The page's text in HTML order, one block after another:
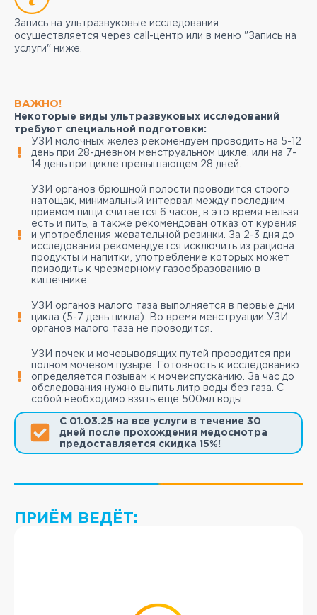
Запись на ультразвуковые исследования
осуществляется через call-центр или в меню "Запись на
услуги" ниже.
ВАЖНО!
Некоторые виды ультразвуковых исследований
требуют специальной подготовки:
УЗИ молочных желез рекомендуем проводить на 5-12
день при 28-дневном менструальном цикле, или на 7-
14 день при цикле превышающем 28 дней.
УЗИ органов брюшной полости проводится строго
натощак, минимальный интервал между последним
приемом пищи считается 6 часов, в это время нельзя
есть и пить, а также рекомендован отказ от курения
и употребления жевательной резинки. За 2-3 дня до
исследования рекомендуется исключить из рациона
продукты и напитки, употребление которых может
приводить к чрезмерному газообразованию в
кишечнике.
УЗИ органов малого таза выполняется в первые дни
цикла (5-7 день цикла). Во время менструации УЗИ
органов малого таза не проводится.
УЗИ почек и мочевыводящих путей проводится при
полном мочевом пузыре. Готовность к исследованию
определяется позывам к мочеиспусканию. За час до
обследования нужно выпить литр воды без газа. С
собой необходимо взять еще 500мл воды.
С 01.03.25 на все услуги в течение 30
дней после прохождения медосмотра
предоставляется скидка 15%!
ПРИЁМ ВЕДЁТ: